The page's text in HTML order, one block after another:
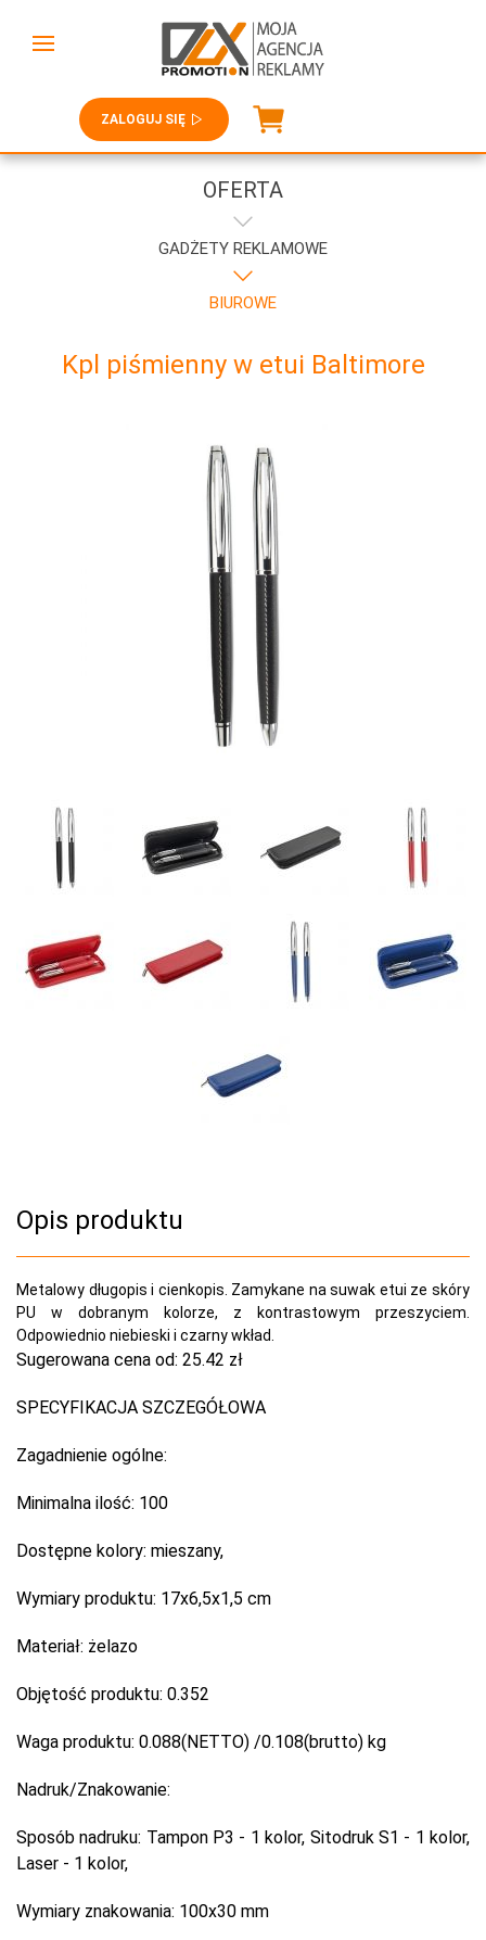
ZALOGUJ SIĘ
OFERTA
GADŻETY REKLAMOWE
BIUROWE
Kpl piśmienny w etui Baltimore
Opis produktu
Metalowy długopis i cienkopis. Zamykane na suwak etui ze skóry
PU w dobranym kolorze, z kontrastowym przeszyciem.
Odpowiednio niebieski i czarny wkład.
Sugerowana cena od: 25.42 zł
SPECYFIKACJA SZCZEGÓŁOWA
Zagadnienie ogólne:
Minimalna ilość: 100
Dostępne kolory: mieszany,
Wymiary produktu: 17x6,5x1,5 cm
Materiał: żelazo
Objętość produktu: 0.352
Waga produktu: 0.088(NETTO) /0.108(brutto) kg
Nadruk/Znakowanie:
Sposób nadruku: Tampon P3 - 1 kolor, Sitodruk S1 - 1 kolor,
Laser - 1 kolor,
Wymiary znakowania: 100x30 mm